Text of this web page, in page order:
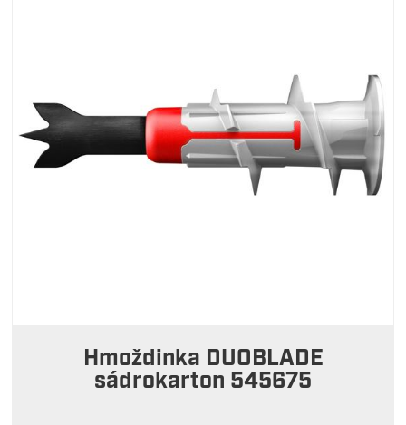
Hmoždinka DUOBLADE
sádrokarton 545675